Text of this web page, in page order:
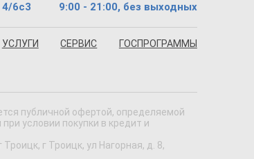
4/6с3 9:00 - 21:00, без выходных
УСЛУГИ СЕРВИС ГОСПРОГРАММЫ
публичной офертой, определяемой
условии покупки в кредит и
г Троицк, ул Нагорная, д. 8,